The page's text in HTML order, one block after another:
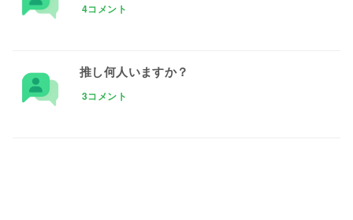
4コメント
推し何人いますか？
3コメント